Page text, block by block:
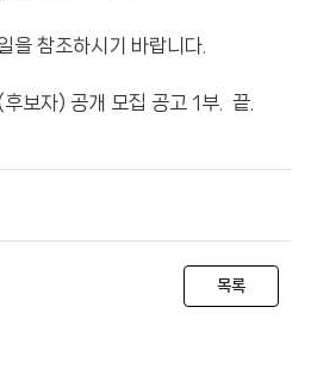
을 참조하시기 바랍니다.
보자) 공개 모집 공고 1부. 끝.
목록